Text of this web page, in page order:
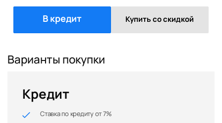
В кредит Купить со скидкой
Варианты покупки
Кредит
Ставка по кредиту от 7%